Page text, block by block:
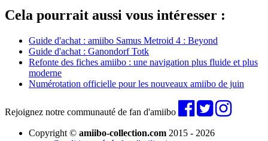
Cela pourrait aussi vous intéresser :
Guide d'achat : amiibo Samus Metroid 4 : Beyond
Guide d'achat : Ganondorf Totk
Refonte des fiches amiibo : une navigation plus fluide et plus
moderne
Numérotation officielle pour les nouveaux amiibo de juin
Rejoignez notre communauté de fan d'amiibo
Copyright © amiibo-collection.com 2015 - 2026